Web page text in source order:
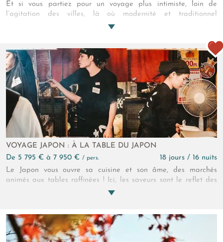
Et si vous partiez pour un voyage plus intimiste, loin de
l’agitation des villes, là où modernité et traditionnel
s’entremêlent. Tel un voyageur émerveillé, partez à la
explorant ses régions rurales et côtières préservées. Ressentez
la quiétude d'un Japon ancestral, là où le temps semble
s'arrêter pour vous laisser vous imprégner des riches traditions
de son littoral.
VOYAGE JAPON : À LA TABLE DU JAPON
de 5 795 € à 7 950 € / pers.
18 jours / 16 nuits
Le Japon vous ouvre sa cuisine et son âme, des marchés
animés aux tables raffinées ! Ici, les saveurs sont le reflet des
paysages : l’intensité de Kobe, la douceur d’Izumo, la finesse
vivre, entre authenticité et créativité. Un voyage culinaire au
Japon comme expérience immersive absolue.